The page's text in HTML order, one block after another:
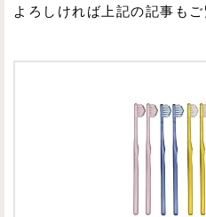
よろしければ上記の記事もご